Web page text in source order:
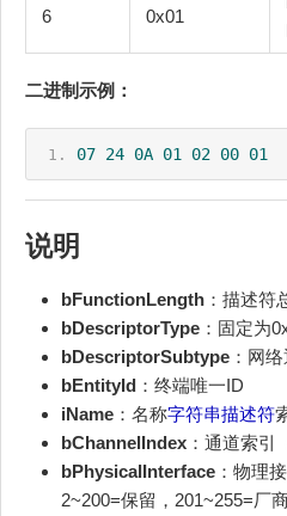
6 0x01
二进制示例：
07 24 0A 01 02 00 01
说明
bFunctionLength ：描述符
bDescriptorType ：固定为
bDescriptorSubtype ：网
bEntityId ：终端唯一ID
iName ：名称字符串描述符
bChannelIndex ：通道索引
bPhysicalInterface ：物理
2~200=保留，201~255=厂商